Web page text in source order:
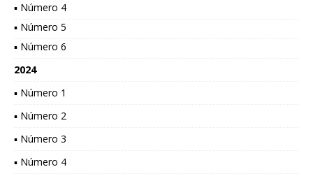
▪ Número 4
▪ Número 5
▪ Número 6
2024
▪ Número 1
▪ Número 2
▪ Número 3
▪ Número 4